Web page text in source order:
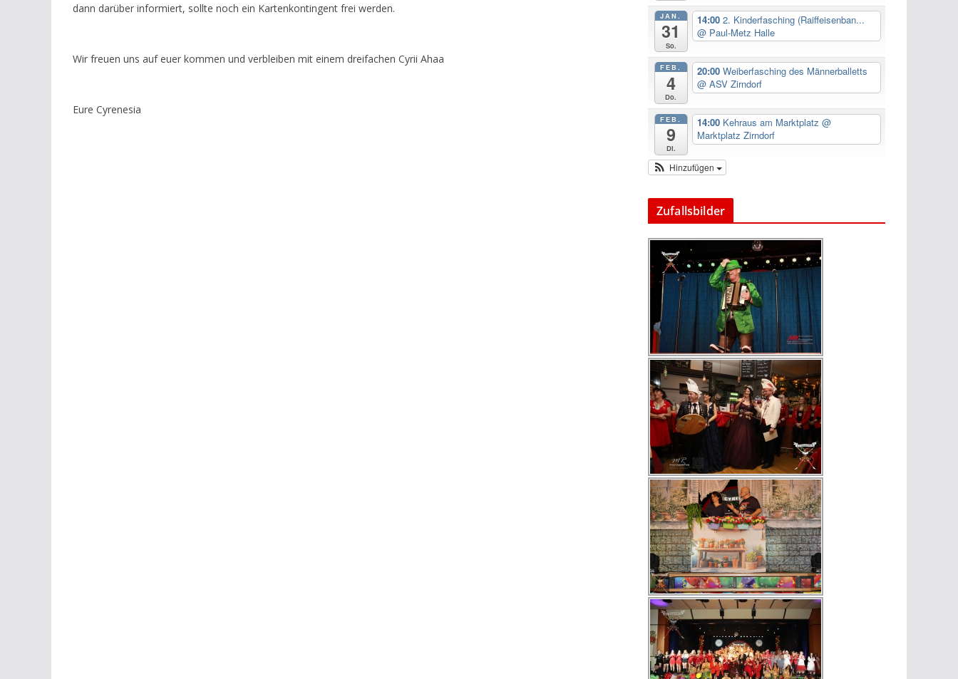
dann darüber informiert, sollte noch ein Kartenkontingent frei werden.
Wir freuen uns auf euer kommen und verbleiben mit einem dreifachen Cyrii Ahaa
Eure Cyrenesia
JAN.
31
So.
14:00 2. Kinderfasching (Raiffeisenban...
@ Paul-Metz Halle
FEB.
4
Do.
20:00 Weiberfasching des Männerballetts
@ ASV Zirndorf
FEB.
9
Di.
14:00 Kehraus am Marktplatz @
Marktplatz Zirndorf
Hinzufügen
Zufallsbilder